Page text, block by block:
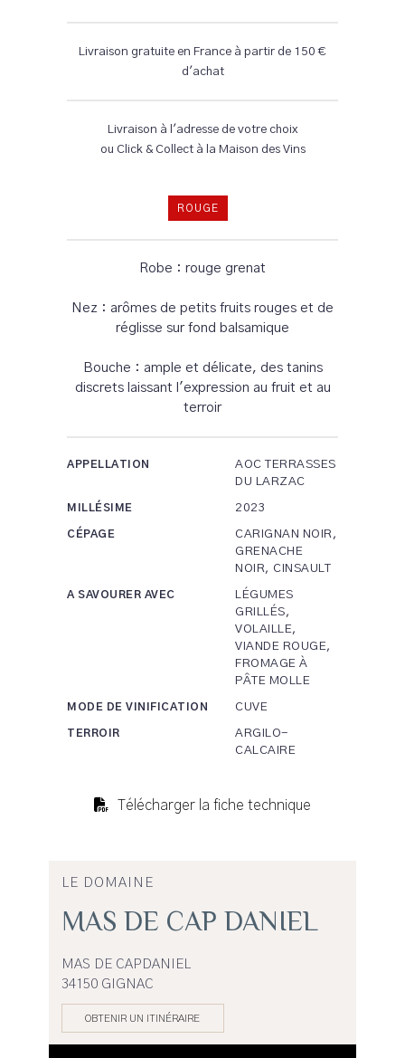
Livraison gratuite en France à partir de 150 €
d'achat
Livraison à l'adresse de votre choix
ou Click & Collect à la Maison des Vins
ROUGE
Robe : rouge grenat
Nez : arômes de petits fruits rouges et de
réglisse sur fond balsamique
Bouche : ample et délicate, des tanins
discrets laissant l'expression au fruit et au
terroir
APPELLATION
AOC TERRASSES
DU LARZAC
MILLÉSIME 2023
CÉPAGE
CARIGNAN NOIR,
GRENACHE
NOIR, CINSAULT
A SAVOURER AVEC
LÉGUMES
GRILLÉS,
VOLAILLE,
VIANDE ROUGE,
FROMAGE À
PÂTE MOLLE
MODE DE VINIFICATION CUVE
TERROIR
ARGILO-
CALCAIRE
Télécharger la fiche technique
LE DOMAINE
MAS DE CAP DANIEL
MAS DE CAPDANIEL
34150 GIGNAC
OBTENIR UN ITINÉRAIRE